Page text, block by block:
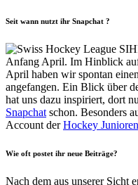
Seit wann nutzt ihr Snapchat ?
Anfang April. Im Hinblick
April haben wir spontan
angefangen. Ein Blick über
hat uns dazu inspiriert, dort
Snapchatschon. Besonders
Account derHockey
Wie oft postet ihr neue Beiträge?
Nach dem aus unserer Sicht